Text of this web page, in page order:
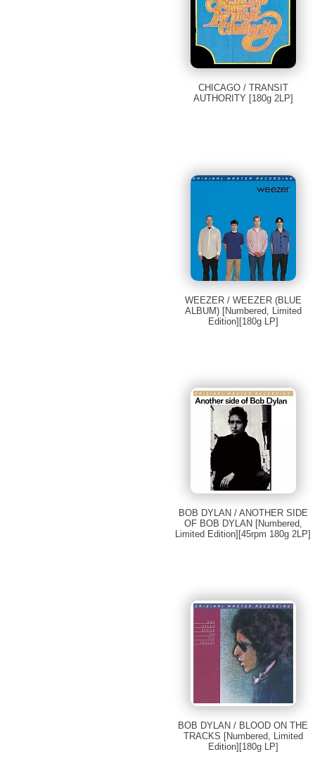
CHICAGO / TRANSIT
AUTHORITY [180g 2LP]
WEEZER / WEEZER (BLUE
ALBUM) [Numbered, Limited
Edition][180g LP]
BOB DYLAN / ANOTHER SIDE
OF BOB DYLAN [Numbered,
Limited Edition][45rpm 180g 2LP]
BOB DYLAN / BLOOD ON THE
TRACKS [Numbered, Limited
Edition][180g LP]